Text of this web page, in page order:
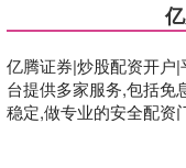
亿腾证券|炒股配资开户
台提供多家服务,包括免
稳定,做专业的安全配资